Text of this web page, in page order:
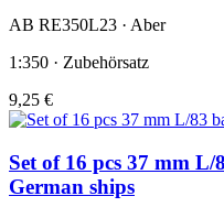
AB RE350L23 · Aber
1:350 · Zubehörsatz
9,25 €
Set of 16 pcs 37 mm
German ships